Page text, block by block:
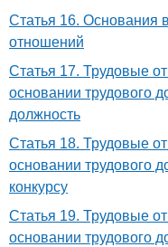
Статья 16. Основания
отношений
Статья 17. Трудовые
основании трудового
должность
Статья 18. Трудовые
основании трудового
конкурсу
Статья 19. Трудовые
основании трудового